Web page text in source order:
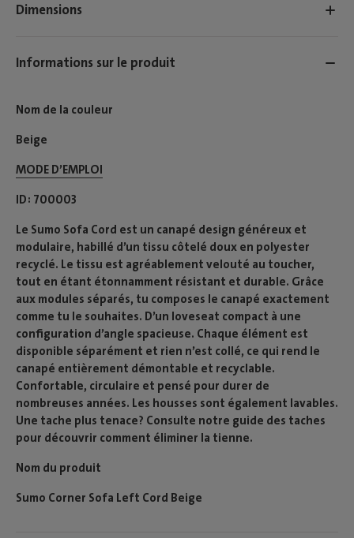
Dimensions
Informations sur le produit
Nom de la couleur
Beige
MODE D’EMPLOI​
ID 700003
Le Sumo Sofa Cord est un canapé design généreux et
modulaire, habillé d’un tissu côtelé doux en polyester
recyclé. Le tissu est agréablement velouté au toucher,
tout en étant étonnamment résistant et durable. Grâce
aux modules séparés, tu composes le canapé exactement
comme tu le souhaites. D’un loveseat compact à une
configuration d’angle spacieuse. Chaque élément est
disponible séparément et rien n’est collé, ce qui rend le
canapé entièrement démontable et recyclable.
Confortable, circulaire et pensé pour durer de
nombreuses années. Les housses sont également lavables.
Une tache plus tenace? Consulte notre guide des taches
pour découvrir comment éliminer la tienne.
Nom du produit
Sumo Corner Sofa Left Cord Beige